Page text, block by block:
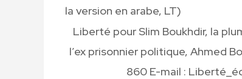
la version en arabe, LT)
Liberté pour Slim Boukhdir, la
l’ex prisonnier politique, Ahmed
860 E-mail :